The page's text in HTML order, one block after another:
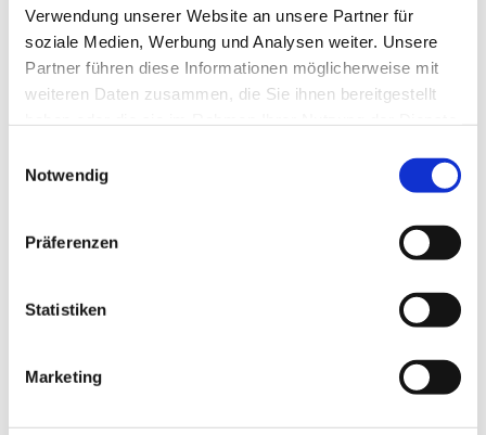
Verwendung unserer Website an unsere Partner für
soziale Medien, Werbung und Analysen weiter. Unsere
Partner führen diese Informationen möglicherweise mit
weiteren Daten zusammen, die Sie ihnen bereitgestellt
Notwendig
Präferenzen
Statistiken
Marketing